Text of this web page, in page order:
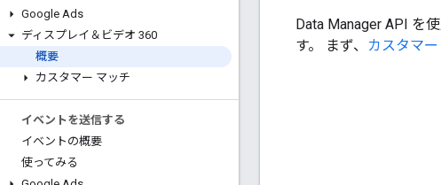
Google Ads
ディスプレイ＆ビデオ 360
概要
カスタマー マッチ
イベントを送信する
イベントの概要
使ってみる
Data Manager API を
す。 まず、
カスタマ